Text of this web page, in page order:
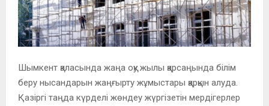
Шымкент қаласында жаңа оқу жылы қарсаңында білім
беру нысандарын жаңғырту жұмыстары қарқын алуда.
Қазіргі таңда күрделі жөндеу жүргізетін мердігерлер